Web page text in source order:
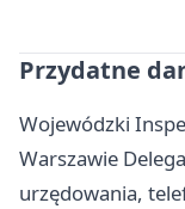
Przydatne
Wojewódzki
Warszawie
urzędowania,